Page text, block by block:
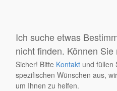
Ich suche etwas
nicht finden. Können Sie
Sicher! Bitte Kontakt und füllen
spezifischen Wünschen aus,
um Ihnen zu helfen.